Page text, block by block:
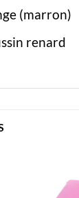
(marron)
renard